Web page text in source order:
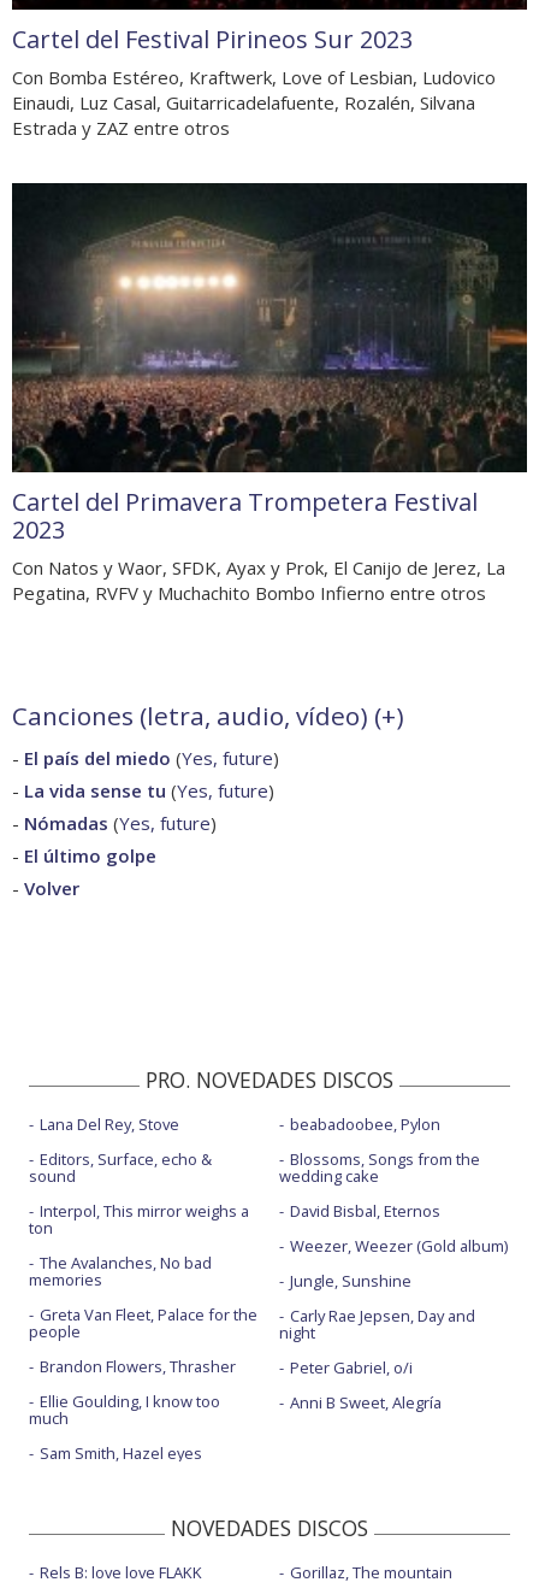
Cartel del Festival Pirineos Sur 2023
Con Bomba Estéreo, Kraftwerk, Love of Lesbian, Ludovico
Einaudi, Luz Casal, Guitarricadelafuente, Rozalén, Silvana
Estrada y ZAZ entre otros
Cartel del Primavera Trompetera Festival
2023
Con Natos y Waor, SFDK, Ayax y Prok, El Canijo de Jerez, La
Pegatina, RVFV y Muchachito Bombo Infierno entre otros
Canciones (letra, audio, vídeo) (+)
- El país del miedo (Yes, future)
- La vida sense tu (Yes, future)
- Nómadas (Yes, future)
- El último golpe
- Volver
PRO. NOVEDADES DISCOS
Lana Del Rey, Stove
Editors, Surface, echo &
sound
Interpol, This mirror weighs a
ton
The Avalanches, No bad
memories
Greta Van Fleet, Palace for the
people
Brandon Flowers, Thrasher
Ellie Goulding, I know too
much
Sam Smith, Hazel eyes
beabadoobee, Pylon
Blossoms, Songs from the
wedding cake
David Bisbal, Eternos
Weezer, Weezer (Gold album)
Jungle, Sunshine
Carly Rae Jepsen, Day and
night
Peter Gabriel, o/i
Anni B Sweet, Alegría
NOVEDADES DISCOS
Rels B: love love FLAKK
Gorillaz, The mountain